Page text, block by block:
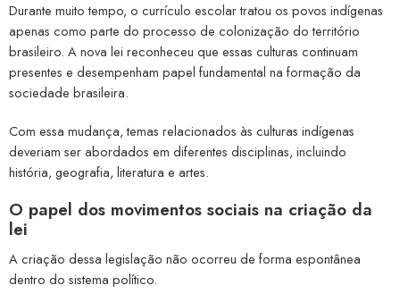
Durante muito tempo, o currículo escolar tratou os povos indígenas
apenas como parte do processo de colonização do território
brasileiro. A nova lei reconheceu que essas culturas continuam
presentes e desempenham papel fundamental na formação da
sociedade brasileira.
Com essa mudança, temas relacionados às culturas indígenas
deveriam ser abordados em diferentes disciplinas, incluindo
história, geografia, literatura e artes.
O papel dos movimentos sociais na criação da
lei
A criação dessa legislação não ocorreu de forma espontânea
dentro do sistema político.